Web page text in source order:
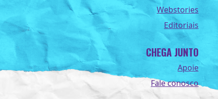
Webstories
Editoriais
CHEGA JUNTO
Apoie
Fale conosco